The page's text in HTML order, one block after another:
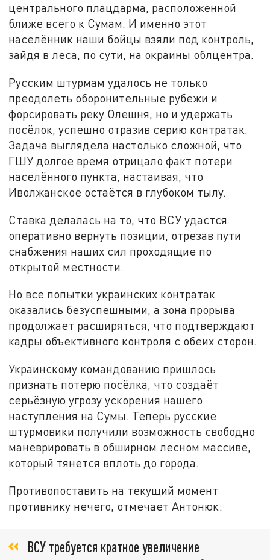
центрального плацдарма, расположенной
ближе всего к Сумам. И именно этот
населённик наши бойцы взяли под контроль,
зайдя в леса, по сути, на окраины облцентра.
Русским штурмам удалось не только
преодолеть оборонительные рубежи и
форсировать реку Олешня, но и удержать
посёлок, успешно отразив серию контратак.
Задача выглядела настолько сложной, что
ГШУ долгое время отрицало факт потери
населённого пункта, настаивая, что
Иволжанское остаётся в глубоком тылу.
Ставка делалась на то, что ВСУ удастся
оперативно вернуть позиции, отрезав пути
снабжения наших сил проходящие по
открытой местности.
Но все попытки украинских контратак
оказались безуспешными, а зона прорыва
продолжает расширяться, что подтверждают
кадры объективного контроля с обеих сторон.
Украинскому командованию пришлось
признать потерю посёлка, что создаёт
серьёзную угрозу ускорения нашего
наступления на Сумы. Теперь русские
штурмовики получили возможность свободно
маневрировать в обширном лесном массиве,
который тянется вплоть до города.
Противопоставить на текущий момент
противнику нечего, отмечает Антонюк:
ВСУ требуется кратное увеличение